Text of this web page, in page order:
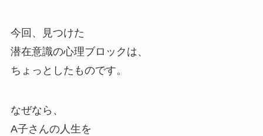
今回、見つけた
潜在意識の心理ブロックは、
ちょっとしたものです。
なぜなら、
A子さんの人生を